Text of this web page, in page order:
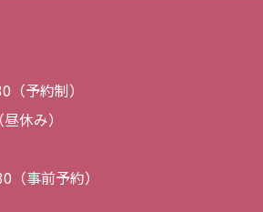
予約制）
休み）
事前予約）